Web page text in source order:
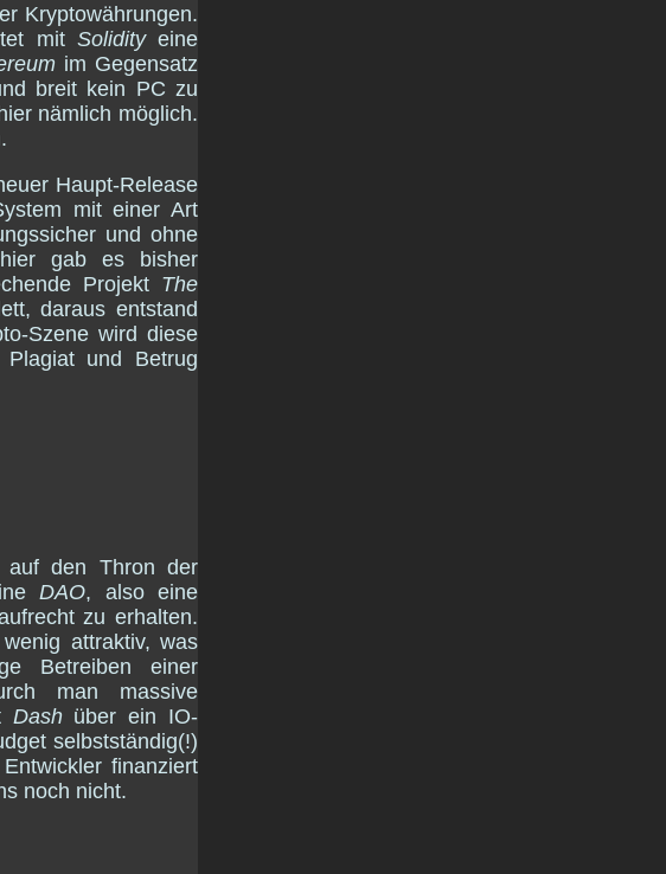
Kryptowährungen.
mit Solidityeine
im Gegensatz
breit kein PC zu
nämlich möglich.
Haupt-Release
mit einer Art
und ohne
hier gab es bisher
Projekt The
daraus entstand
Szene wird diese
und Betrug
auf den Thron der
DAO, also eine
zu erhalten.
attraktiv, was
Betreiben einer
man massive
Dashüber ein IO-
selbstständig(!)
finanziert
noch nicht.